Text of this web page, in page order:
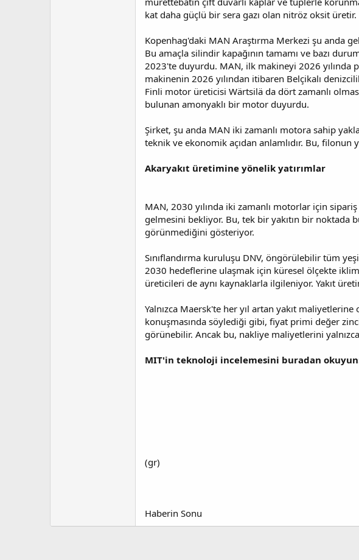
kat daha güçlü bir sera gazı olan nitröz oksit üretir.
Kopenhag'daki MAN Araştırma Merkezi şu anda
Bu amaçla silindir kapağının tamamı ve bazı
2023'te duyurdu. MAN, ilk makineyi 2026 yılında
makinenin 2026 yılından itibaren Belçikalı
Finli motor üreticisi Wärtsilä da dört zamanlı
bulunan amonyaklı bir motor duyurdu.
Şirket, şu anda MAN iki zamanlı motora sahip
teknik ve ekonomik açıdan anlamlıdır. Bu,
Akaryakıt üretimine yönelik yatırımlar
MAN, 2030 yılında iki zamanlı motorlar için
gelmesini bekliyor. Bu, tek bir yakıtın bir noktada
görünmediğini gösteriyor.
Sınıflandırma kuruluşu DNV, öngörülebilir tüm
2030 hedeflerine ulaşmak için küresel ölçekte iklim
üreticileri de aynı kaynaklarla ilgileniyor. Yakıt
Yalnızca Maersk'te her yıl artan yakıt
konuşmasında söylediği gibi, fiyat primi değer
görünebilir. Ancak bu, nakliye maliyetlerini
MIT'in teknoloji incelemesini buradan
(gr)
Haberin Sonu